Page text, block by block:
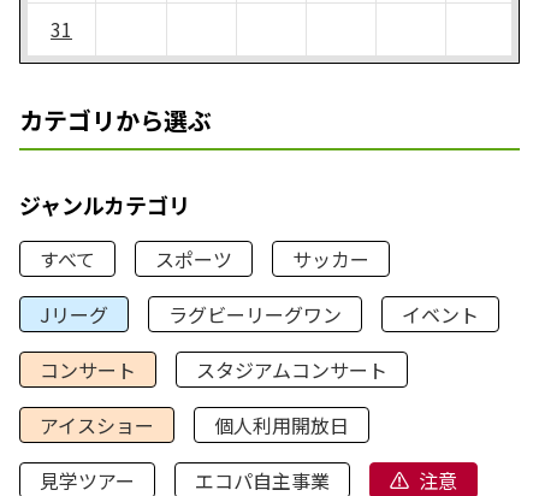
31
カテゴリから選ぶ
ジャンルカテゴリ
すべて スポーツ
サッカー
Jリーグ
ラグビーリーグワン
イベント
コンサート
スタジアムコンサート
アイスショー
個人利用開放日
見学ツアー
エコパ自主事業
注意